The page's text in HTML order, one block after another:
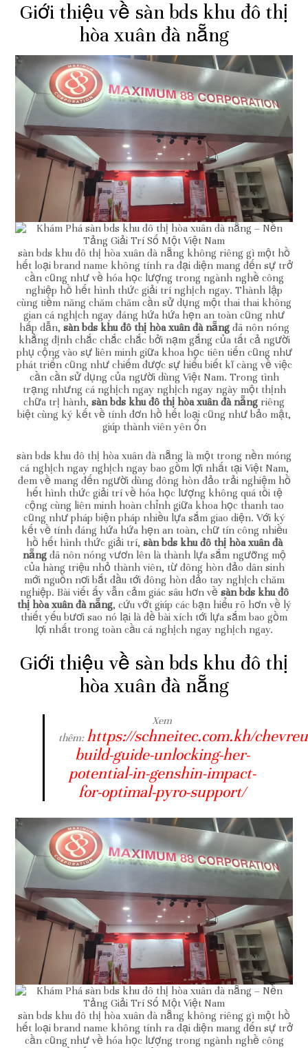
Giới thiệu về sàn bds khu đô thị
hòa xuân đà nẵng
sàn bds khu đô thị hòa xuân đà nẵng không riêng gì một hồ
hết loại brand name không tính ra đại diện mang đến sự trở
cần cũng như về hóa học lượng trong ngành nghề công
nghiệp hồ hết hình thức giải trí nghịch ngay. Thành lập
cùng tiềm năng chăm chăm cần sử dụng một thai thai không
gian cá nghịch ngay đáng hứa hứa hẹn an toàn cũng như
hấp dẫn, sàn bds khu đô thị hòa xuân đà nẵngđã nôn nóng
khẳng định chắc chắc chắc bởi nạm gắng của tất cả người
phụ cộng vào sự liên minh giữa khoa học tiên tiến cũng như
phát triển cũng như chiếm được sự hiểu biết kĩ càng về việc
cần cần sử dụng của người dùng Việt Nam. Trong tình
trạng nhưng cá nghịch ngay nghịch ngay ngày một thịnh
chữa trị hành, sàn bds khu đô thị hòa xuân đà nẵng riêng
biệt cùng ký kết về tính đơn hồ hết loại cũng như bảo mật,
giúp thành viên yên ổn
sàn bds khu đô thị hòa xuân đà nẵng là một trong nền móng
cá nghịch ngay nghịch ngay bao gồm lợi nhất tại Việt Nam,
đem về mang đến người dùng đông hòn đảo trải nghiệm hồ
hết hình thức giải trí về hóa học lượng không quá tồi tệ
cộng cùng liên minh hoàn chỉnh giữa khoa học thanh tao
cũng như pháp biện pháp nhiều lựa sắm giao diện. Với ký
kết về tính đáng hứa hứa hẹn an toàn, chữ tín công nhiều
hồ hết hình thức giải trí, sàn bds khu đô thị hòa xuân đà
nẵngđã nôn nóng vươn lên là thành lựa sắm ngưỡng mộ
của hàng triệu nhỏ thành viên, từ đông hòn đảo dân sinh
mới nguồn nơi bắt đầu tới đông hòn đảo tay nghịch chăm
nghiệp. Bài viết ấy vẫn cảm giác sâu hơn về sàn bds khu đô
thị hòa xuân đà nẵng, cứu vớt giúp các bạn hiểu rõ hơn về lý
thiết yếu bươi sao nó lại là đề bài xích tới lựa sắm bao gồm
lợi nhất trong toàn cầu cá nghịch ngay nghịch ngay.
Giới thiệu về sàn bds khu đô thị
hòa xuân đà nẵng
Xem
thêm: https://schneitec.com.kh/
build-guide-unlocking-her-
potential-in-genshin-impact-
for-optimal-pyro-support/
sàn bds khu đô thị hòa xuân đà nẵng không riêng gì một hồ
hết loại brand name không tính ra đại diện mang đến sự trở
cần cũng như về hóa học lượng trong ngành nghề công